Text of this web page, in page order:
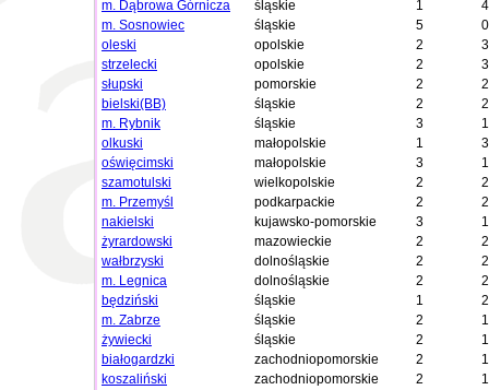
m. Dąbrowa Górnicza
śląskie 1
4
m. Sosnowiec
śląskie 5
0
oleski
opolskie 2
3
strzelecki
opolskie 2
3
słupski
pomorskie 2
2
bielski(BB)
śląskie 2
2
m. Rybnik
śląskie 3
1
olkuski
małopolskie 1
3
oświęcimski
małopolskie 3
1
szamotulski
wielkopolskie 2
2
m. Przemyśl
podkarpackie 2
2
nakielski
kujawsko-pomorskie 3
1
żyrardowski
mazowieckie 2
2
wałbrzyski
dolnośląskie 2
2
m. Legnica
dolnośląskie 2
2
będziński
śląskie 1
2
m. Zabrze
śląskie 2
1
żywiecki
śląskie 2
1
białogardzki
zachodniopomorskie 2
1
koszaliński
zachodniopomorskie 2
1